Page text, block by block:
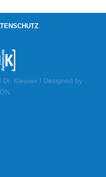
Kleuser I Designed by